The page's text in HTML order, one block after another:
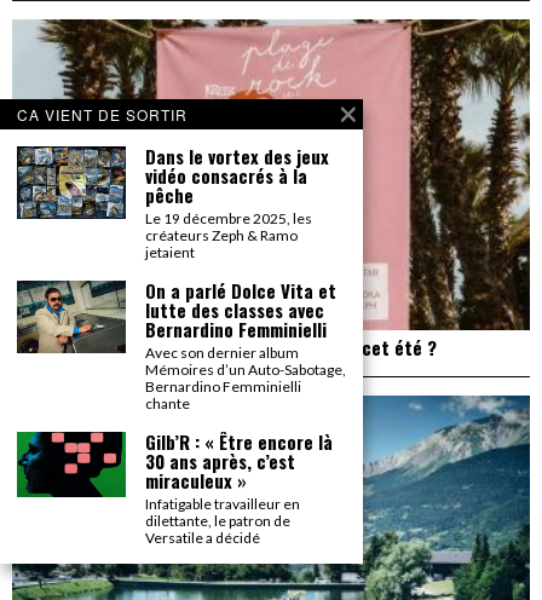
Plage de Rock : et si on allait à Saint Trop’ cet été ?
CA VIENT DE SORTIR
Dans le vortex des jeux
vidéo consacrés à la
pêche
Le 19 décembre 2025, les
créateurs Zeph & Ramo
jetaient
On a parlé Dolce Vita et
lutte des classes avec
Bernardino Femminielli
Avec son dernier album
Mémoires d’un Auto-Sabotage,
Bernardino Femminielli
chante
Gilb’R : « Être encore là
30 ans après, c’est
miraculeux »
Infatigable travailleur en
dilettante, le patron de
Versatile a décidé